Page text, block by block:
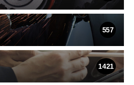
557
1421